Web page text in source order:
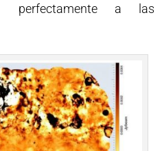
perfectamente a las